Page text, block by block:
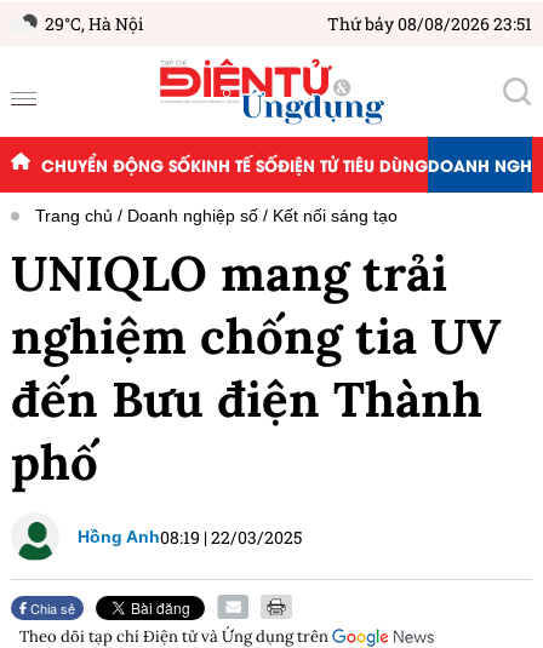
29°C,Hà Nội Thứ bảy 08/08/2026 23:51
CHUYỂN ĐỘNG SỐKINH TẾ SỐĐIỆN TỬ TIÊU DÙNGDOANH
Trang chủ Doanh nghiệp số Kết nối sáng tạo
UNIQLO mang trải
nghiệm chống tia UV
đến Bưu điện Thành
phố
Hồng Anh08:19 |22/03/2025
Chia sẻ
Theo dõi tạp chíĐiện tử và Ứng dụngtrên